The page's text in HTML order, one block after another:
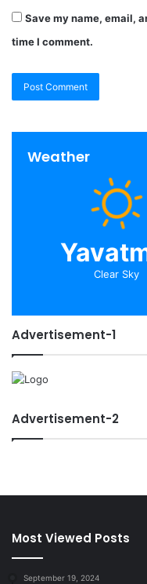
Save my name, email,
time I comment.
Weather
Clear Sky
Advertisement-1
Advertisement-2
Most Viewed Posts
September 19, 2024